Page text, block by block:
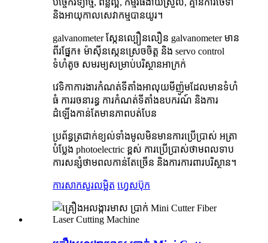
បច្ចេកវិទ្យាថ្មី, ពន្លឺល្អ, កម្មវិធីងាយស្រួល, គ្មានការថែទាំ
និងអាយុកាលសេវាកម្មបានយូរ។
galvanometer ស្កែនល្បឿនលឿន galvanometer មាន
ពីរផ្នែក៖ ម៉ាស៊ីនស្កេនស្រេចចិត្ត និង servo control
ទំហំតូច សមរម្យសម្រាប់បរិស្ថានអាក្រក់
វេទិកាការងារកំណត់ទីតាំងអាលុយមីញ៉ូមដែលមានទំហំ
ធំ ការរចនារន្ធ ការកំណត់ទីតាំងឧបករណ៍ និងការ
ដំឡើងកាន់តែមានភាពបត់បែន
ប្រព័ន្ធត្រជាក់ខ្យល់ទាំងមូលមិនមានការប្រើប្រាស់ អត្រា
បំប្លែង photoelectric ខ្ពស់ ការប្រើប្រាស់ថាមពលទាប
ការសន្សំថាមពលកាន់តែច្រើន និងការការពារបរិស្ថាន។
ការសាកសួរលម្អិត ហ្វេសប៊ុក